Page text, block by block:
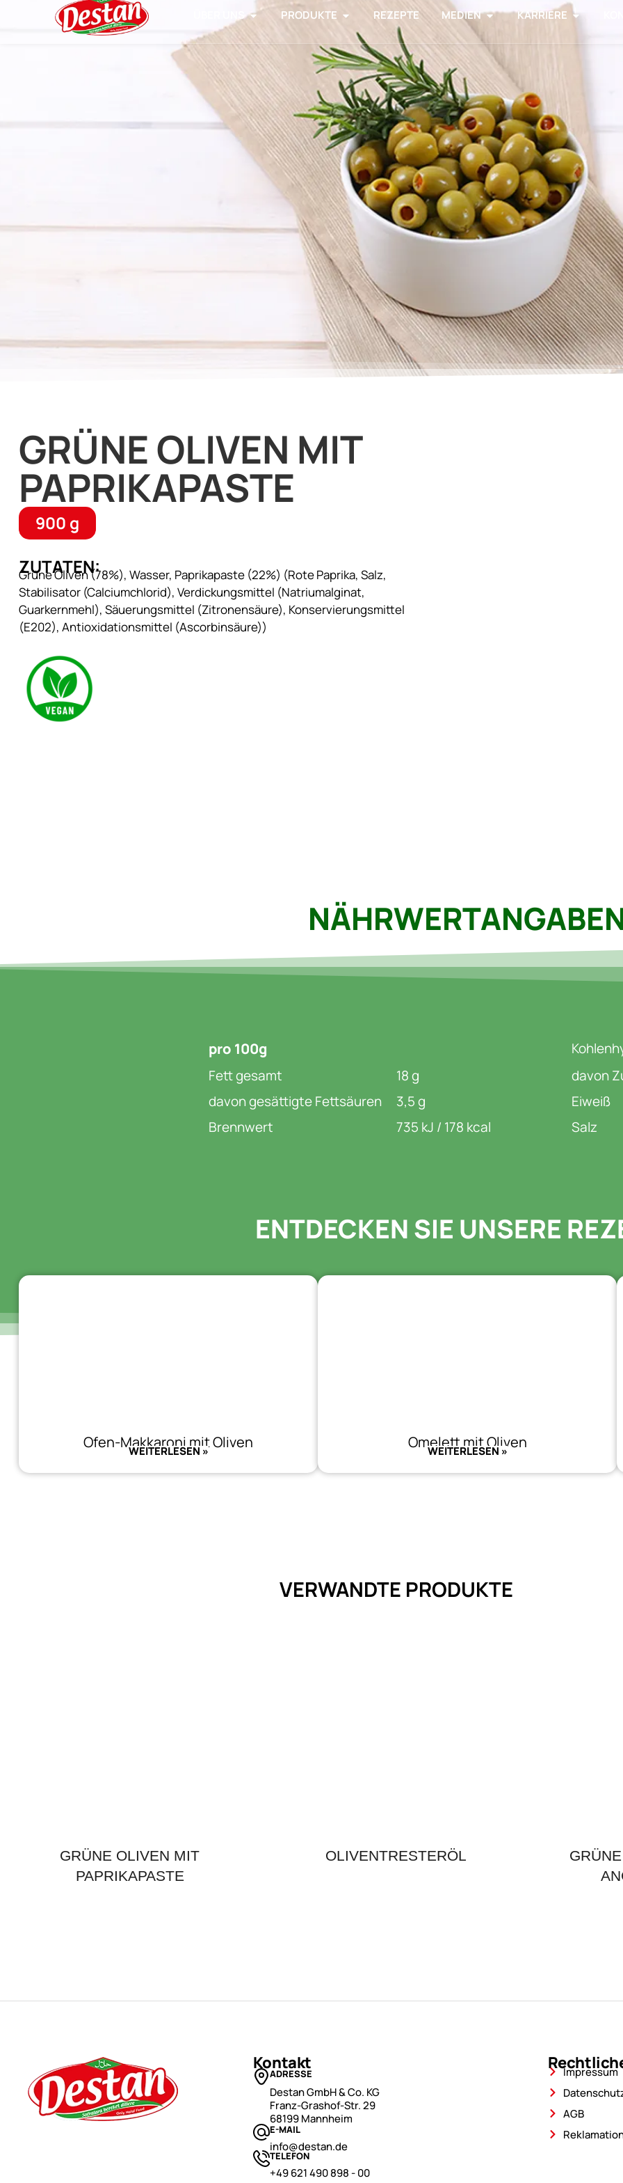
ÜBER UNS PRODUKTE REZEPTE MEDIEN KARRIERE
GRÜNE OLIVEN MIT
PAPRIKAPASTE
900 g
ZUTATEN:
Grüne Oliven (78%), Wasser, Paprikapaste (22%) (Rote Paprika, Salz,
Stabilisator (Calciumchlorid), Verdickungsmittel (Natriumalginat,
Guarkernmehl), Säuerungsmittel (Zitronensäure), Konservierungsmittel
(E202), Antioxidationsmittel (Ascorbinsäure))
pro 100g​
Fett gesamt
18 g
davon
davon gesättigte Fettsäuren
3,5 g
Eiweiß
Brennwert​
735 kJ / 178 kcal Salz
ENTDECKEN SIE UNSERE
Ofen-Makkaroni mit Oliven
WEITERLESEN » Omelett mit Oliven
WEITERLESEN »
VERWANDTE PRODUKTE
GRÜNE OLIVEN MIT
PAPRIKAPASTE
OLIVENTRESTERÖL
Kontakt
ADRESSE
Destan GmbH & Co. KG
Franz-Grashof-Str. 29
68199 Mannheim
E-MAIL
info@destan.de
TELEFON
+49 621 490 898 - 00
Impressum
AGB